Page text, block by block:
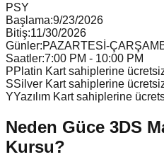
PSY
Başlama:9/23/2026
Bitiş:11/30/2026
Günler:PAZARTESİ-
Saatler:7:00 PM - 10:00 PM
PPlatin Kart sahiplerine
SSilver Kart sahiplerine
YYazılım Kart sahiplerine
Neden Güce 3DS
Kursu?